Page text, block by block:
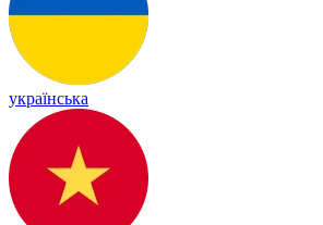
українська